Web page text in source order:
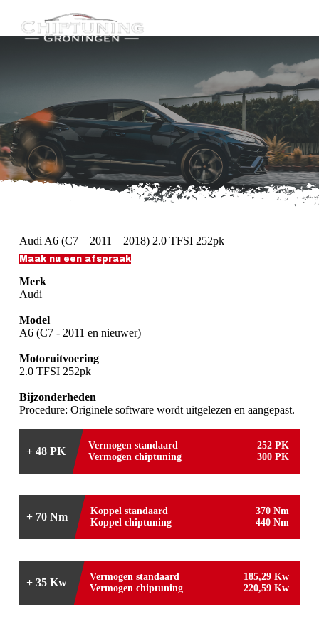
n
i
n
h
u
d
Audi A6 (C7 – 2011 – 2018) 2.0 TFSI 252pk
Maak nu een afspraak
Merk
Audi
Model
A6 (C7 - 2011 en nieuwer)
Motoruitvoering
2.0 TFSI 252pk
Bijzonderheden
Procedure: Originele software wordt uitgelezen en aangepast.
+ 48 PK Vermogen standaard
252 PK
Vermogen chiptuning
300 PK
+ 70 Nm Koppel standaard
370 Nm
Koppel chiptuning
440 Nm
+ 35 Kw Vermogen standaard
185,29 Kw
Vermogen chiptuning
220,59 Kw